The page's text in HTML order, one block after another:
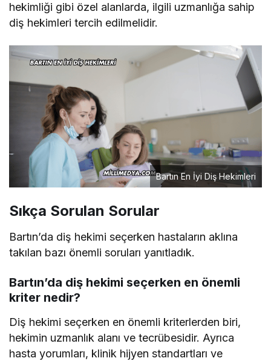
hekimliği gibi özel alanlarda, ilgili uzmanlığa sahip
diş hekimleri tercih edilmelidir.
Bartın En İyi Diş Hekimleri
Sıkça Sorulan Sorular
Bartın’da diş hekimi seçerken hastaların aklına
takılan bazı önemli soruları yanıtladık.
Bartın’da diş hekimi seçerken en önemli
kriter nedir?
Diş hekimi seçerken en önemli kriterlerden biri,
hekimin uzmanlık alanı ve tecrübesidir. Ayrıca
hasta yorumları, klinik hijyen standartları ve